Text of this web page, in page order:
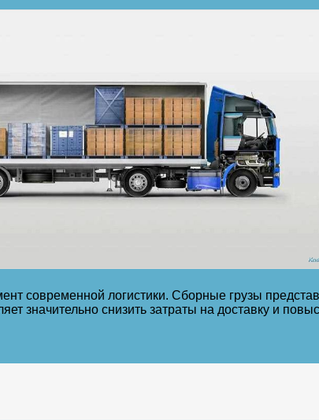
современной логистики. Сборные грузы
значительно снизить затраты на доставку и